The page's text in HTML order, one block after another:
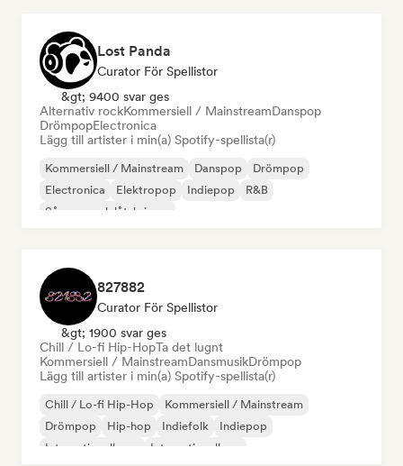
Lost Panda
Curator För Spellistor
&gt; 9400 svar ges
Alternativ rockKommersiell / MainstreamDanspop
DrömpopElectronica
Lägg till artister i min(a) Spotify-spellista(r)
Kommersiell / Mainstream Danspop
Drömpop
Electronica
Elektropop Indiepop
R&B
Sångare och låtskrivare
827882
Curator För Spellistor
&gt; 1900 svar ges
Chill / Lo-fi Hip-HopTa det lugnt
Kommersiell / MainstreamDansmusikDrömpop
Lägg till artister i min(a) Spotify-spellista(r)
Chill / Lo-fi Hip-Hop
Kommersiell / Mainstream
Drömpop
Hip-hop Indiefolk
Indiepop
Internationell pop
Internationell rap